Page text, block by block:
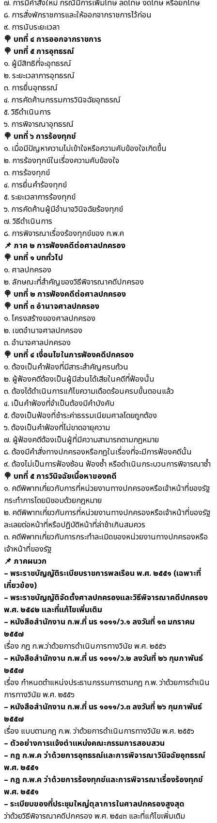
๗. การมีคำสั่งใหม่ กรณีมีการเพิ่มโทษ ลดโทษ งดโทษ หรือยกโทษ
๘. การสั่งพักราชการและให้ออกจากราชการไว้ก่อน
๙. การนับระยะเวลา
🍭 บทที่ ๔ การออกจากราชการ
🍭 บทที่ ๕ การอุทธรณ์
๑. ผู้มีสิทธิที่จะอุทธรณ์
๒. ระยะเวลาการอุทธรณ์
๓. การยื่นอุทธรณ์
๔. การคัดค้านกรรมการวินิจฉัยอุทธรณ์
๕. วิธีดำเนินการ
๖. การพิจารณาอุทธรณ์
🍭 บทที่ ๖ การร้องทุกข์
๑. เมื่อมีปัญหาความไม่เข้าใจหรือความคับข้องใจเกิดขึ้น
๒. การร้องทุกข์ในเรื่องความคับข้องใจ
๓. การร้องทุกข์
๔. การยื่นคำร้องทุกข์
๕. ระยะเวลาการร้องทุกข์
๖. การคัดค้านผู้มีอำนาจวินิจฉัยร้องทุกข์
๗. วิธีดำเนินการ
๘. การพิจารณาเรื่องร้องทุกข์ของ ก.พ.ค
📌 ภาค ๒ การฟ้องคดีต่อศาลปกครอง
🍭 บทที่ ๑ บททั่วไป
๑. ศาลปกครอง
๒. ลักษณะที่สำคัญของวิธีพิจารณาคดีปกครอง
🍭 บทที่ ๒ การฟ้องคดีต่อศาลปกครอง
🍭 บทที่ ๓ อำนาจศาลปกครอง
๑. โครงสร้างของศาลปกครอง
๒. เขตอำนาจศาลปกครอง
๓. อำนาจศาลปกครอง
🍭 บทที่ ๔ เงื่อนไขในการฟ้องคดีปกครอง
๑. ต้องเป็นคำฟ้องที่มีสาระสำคัญครบถ้วน
๒. ผู้ฟ้องคดีต้องเป็นผู้มีส่วนได้เสียในคดีที่ฟ้องนั้น
๓. ต้องได้ดำเนินการแก้ไขความเดือดร้อนครบขั้นตอนแล้ว
๔. เป็นคำฟ้องที่จำเป็นต้องมีคำบังคับ
๕. ต้องเป็นฟ้องที่ชำระค่าธรรมเนียมศาลโดยถูกต้อง
๖. ต้องเป็นคำฟ้องที่ไม่ขาดอายุความ
๗. ผู้ฟ้องคดีต้องเป็นผู้ที่มีความสามารถตามกฎหมาย
๘. ต้องมีคำสั่งทางปกครองหรือกฎในเรื่องที่จะมีการฟ้องคดีนั้น
๙. ต้องไม่เป็นการฟ้องซ้อน ฟ้องซ้ำ หรือดำเนินกระบวนการพิจารณาซ้ำ
🍭 บทที่ ๕ การวินิจฉัยเนื้อหาของคดี
๑. คดีพิพาทเกี่ยวกับการที่หน่วยงานทางปกครองหรือเจ้าหน้าที่ของรัฐ
กระทำการโดยมิชอบด้วยกฎหมาย
๒. คดีพิพาทเกี่ยวกับการที่หน่วยงานทางปกครองหรือเจ้าหน้าที่ของรัฐ
ละเลยต่อหน้าที่หรือปฏิบัติหน้าที่ล่าช้าเกินสมควร
๓. คดีพิพาทเกี่ยวกับการกระทำละเมิดของหน่วยงานทางปกครองหรือ
เจ้าหน้าที่ของรัฐ
📌 ภาคผนวก
– พระราชบัญญัติระเบียบราชการพลเรือน พ.ศ. ๒๕๕๑ (เฉพาะที่
เกี่ยวข้อง)
– พระราชบัญญัติจัดตั้งศาลปกครองและวิธีพิจารณาคดีปกครอง
พ.ศ. ๒๕๔๒ และที่แก้ไขเพิ่มเติม
– หนังสือสำนักงาน ก.พ.ที่ นร ๑๐๑๑/ว.๑ ลงวันที่ ๑๓ มกราคม
๒๕๕๗
เรื่อง กฎ ก.พ.ว่าด้วยการดำเนินการทางวินัย พ.ศ. ๒๕๕๖
– หนังสือสำนักงาน ก.พ.ที่ นร ๑๐๑๑/ว.๒ ลงวันที่ ๒๖ กุมภาพันธ์
๒๕๕๗
เรื่อง กำหนดตำแหน่งประธานกรรมการตามกฎ ก.พ. ว่าด้วยการดำเนิน
การทางวินัย พ.ศ. ๒๕๕๖
– หนังสือสำนักงาน ก.พ.ที่ นร ๑๐๑๑/ว.๓ ลงวันที่ ๒๖ กุมภาพันธ์
๒๕๕๗
เรื่อง แบบตามกฎ ก.พ. ว่าด้วยการดำเนินการทางวินัย พ.ศ. ๒๕๕๖
– ตัวอย่างการแจ้งตำแหน่งคณะกรรมการสอบสวน
– กฎ ก.พ.ค ว่าด้วยการอุทธรณ์และการพิจารณาวินิจฉัยอุทธรณ์
พ.ศ. ๒๕๕๑
– กฎ ก.พ.ค ว่าด้วยการร้องทุกข์และการพิจารณาเรื่องร้องทุกข์
พ.ศ. ๒๕๕๑
– ระเบียบของที่ประชุมใหญ่ตุลาการในศาลปกครองสูงสุด
ว่าด้วยวิธีพิจารณาคดีปกครอง พ.ศ. ๒๕๔๓ และที่แก้ไขเพิ่มเติม